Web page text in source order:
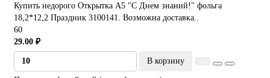
Купить недорого Открытка А5 "С Днем знаний!" фольга
18,2*12,2 Праздник 3100141. Возможна доставка..
60
29.00 ₽
В корзину